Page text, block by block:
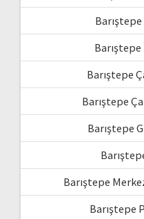
Barıştepe
Barıştepe
Barıştepe
Barıştepe
Barıştepe